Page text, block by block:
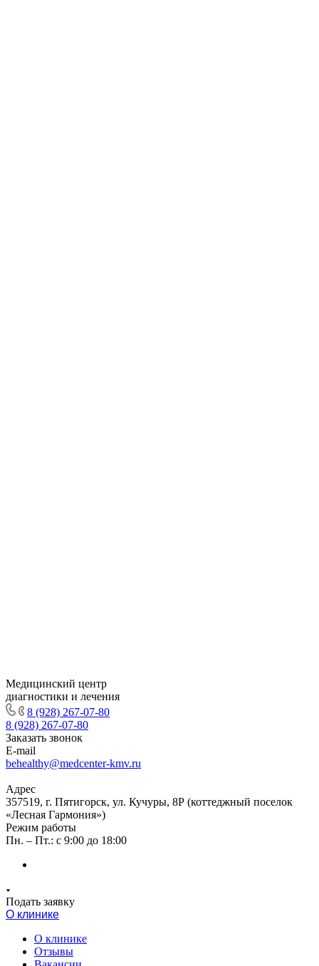
Медицинский центр
диагностики и лечения
8 (928) 267-07-80
8 (928) 267-07-80
Заказать звонок
E-mail
behealthy@medcenter-kmv.ru
Адрес
357519, г. Пятигорск, ул. Кучуры, 8Р (коттеджный поселок
«Лесная Гармония»)
Режим работы
Пн. – Пт.: с 9:00 до 18:00
Подать заявку
О клинике
О клинике
Отзывы